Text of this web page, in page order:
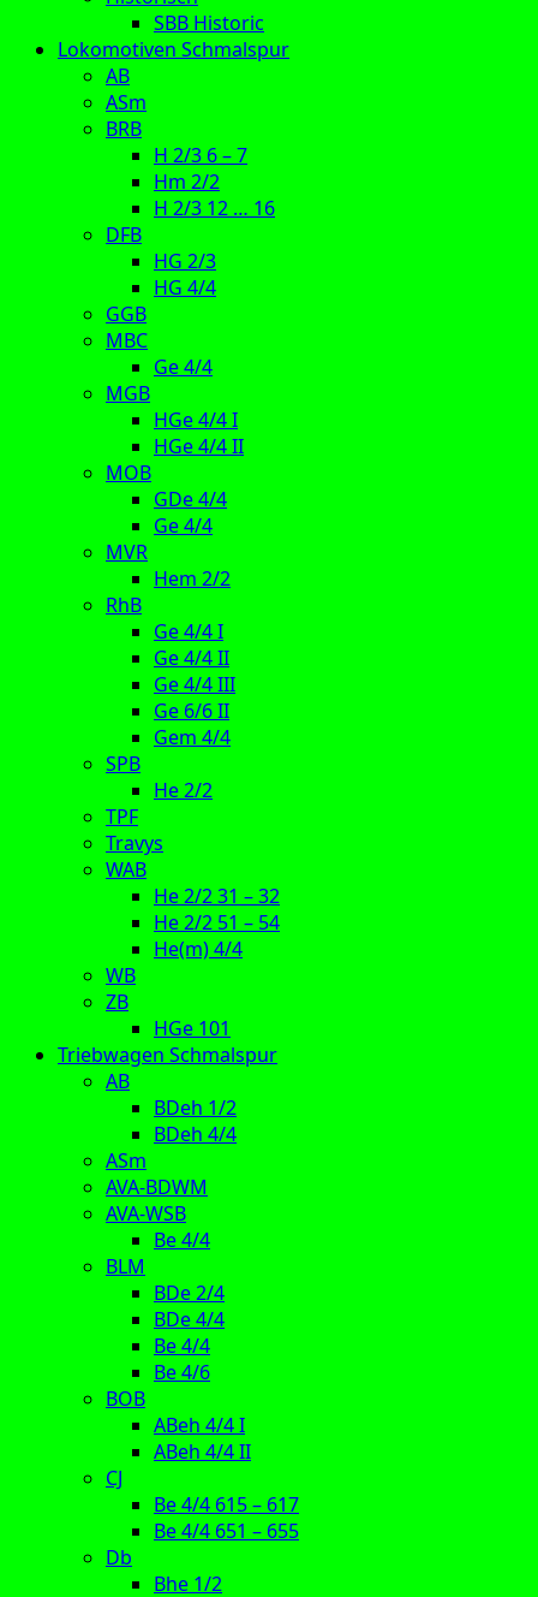
SBB Historic
Lokomotiven Schmalspur
AB
ASm
BRB
H 2/3 6 – 7
Hm 2/2
H 2/3 12 … 16
DFB
HG 2/3
HG 4/4
GGB
MBC
Ge 4/4
MGB
HGe 4/4 I
HGe 4/4 II
MOB
GDe 4/4
Ge 4/4
MVR
Hem 2/2
RhB
Ge 4/4 I
Ge 4/4 II
Ge 4/4 III
Ge 6/6 II
Gem 4/4
SPB
He 2/2
TPF
Travys
WAB
He 2/2 31 – 32
He 2/2 51 – 54
He(m) 4/4
WB
ZB
HGe 101
Triebwagen Schmalspur
AB
BDeh 1/2
BDeh 4/4
ASm
AVA-BDWM
AVA-WSB
Be 4/4
BLM
BDe 2/4
BDe 4/4
Be 4/4
Be 4/6
BOB
ABeh 4/4 I
ABeh 4/4 II
CJ
Be 4/4 615 – 617
Be 4/4 651 – 655
Db
Bhe 1/2